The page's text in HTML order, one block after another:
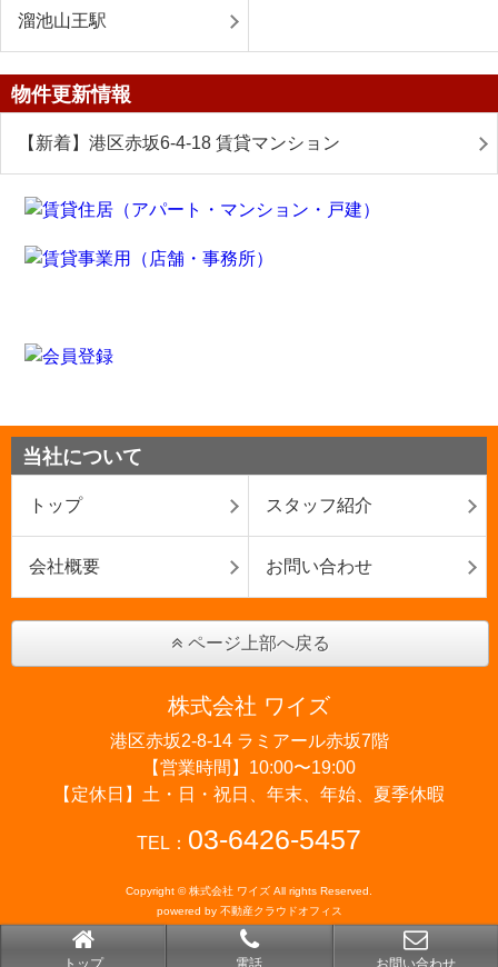
トップ 電話 お問い合わせ
溜池山王駅
物件更新情報
【新着】港区赤坂6-4-18 賃貸マンション
当社について
トップ スタッフ紹介
会社概要 お問い合わせ
ページ上部へ戻る
株式会社 ワイズ
港区赤坂2-8-14 ラミアール赤坂7階
【営業時間】10:00〜19:00
【定休日】土・日・祝日、年末、年始、夏季休暇
TEL： 03-6426-5457
Copyright © 株式会社 ワイズ All rights Reserved.
powered by 不動産クラウドオフィス